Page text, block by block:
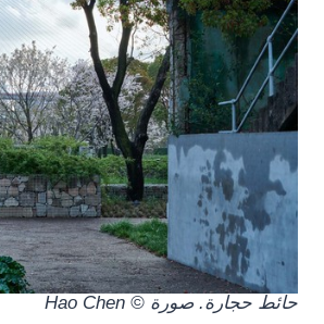
حائط حجارة. صورة © Hao Chen